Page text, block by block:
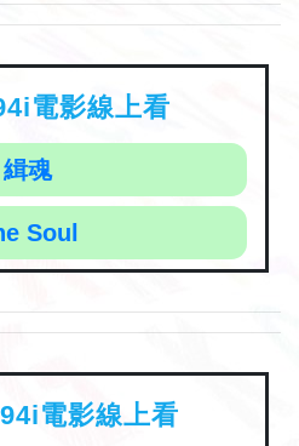
電影線上看
緝魂
Soul
電影線上看